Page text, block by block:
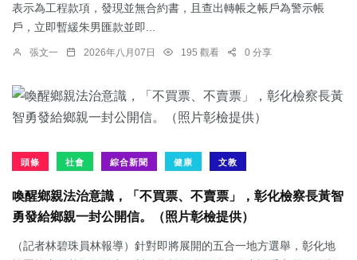
表示為工程款項，發現並無合約書，且查出轉帳之帳戶為警示帳
戶，立即暫緩朱男匯款並即...
張文一 2026年八月07日 195 觀看 0 分享
頭條 社會 綜合新聞 健康 文教
喚醒鄉親法治意識，「不買票、不賣票」，彰化檢察長黃智
勇發給鄉親一封公開信。（照片彰檢提供）
（記者林碧珠員林報導）針對即將展開的五合一地方選舉，彰化地